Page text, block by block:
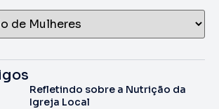
Refletindo sobre a Nutrição da
Igreja Local